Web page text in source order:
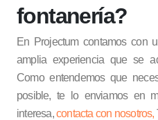
fontanería?
En Projectum contamos con
amplia experiencia que se
Como entendemos que
posible, te lo enviamos en
interesa,contacta con nosotros,